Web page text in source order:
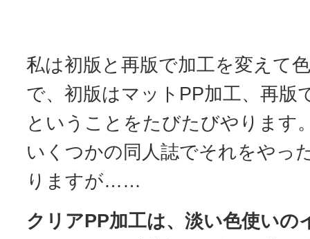
私は初版と再版で加工を変えて
で、初版はマットPP加工、再
ということをたびたびやります
いくつかの同人誌でそれをやっ
りますが……
クリアPP加工は、淡い色使いの